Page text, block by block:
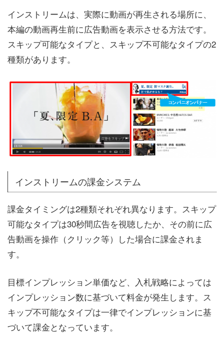
インストリームは、実際に動画が再生される場所に、
本編の動画再生前に広告動画を表示させる方法です。
スキップ可能なタイプと、スキップ不可能なタイプの2
種類があります。
インストリームの課金システム
課金タイミングは2種類それぞれ異なります。スキップ
可能なタイプは30秒間広告を視聴したか、その前に広
告動画を操作（クリック等）した場合に課金されま
す。
目標インプレッション単価など、入札戦略によっては
インプレッション数に基づいて料金が発生します。ス
キップ不可能なタイプは一律でインプレッションに基
づいて課金となっています。